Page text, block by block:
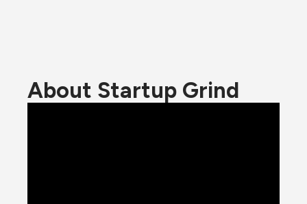
About Startup Grind